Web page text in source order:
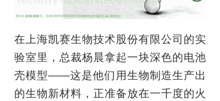
在上海凯赛生物技术股份有限公司的实
验室里，总裁杨晨拿起一块深色的电池
壳模型——这是他们用生物制造生产出
的生物新材料，正准备放在一千度的火